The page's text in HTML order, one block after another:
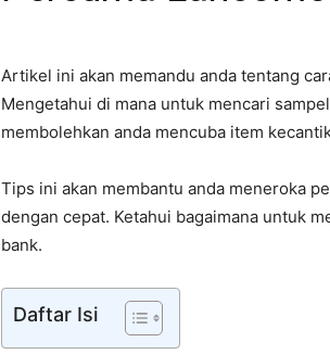
Artikel ini akan memandu anda tentang
Mengetahui di mana untuk mencari
membolehkan anda mencuba item
Tips ini akan membantu anda meneroka
dengan cepat. Ketahui bagaimana untuk
bank.
Daftar Isi